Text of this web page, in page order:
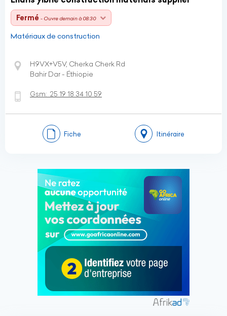
Fermé - Ouvre demain à 08:30
Matériaux de construction
H9VX+V5V, Cherka Cherk Rd
Bahir Dar - Éthiopie
Gsm: 25 19 18 34 10 59
Fiche Itinéraire